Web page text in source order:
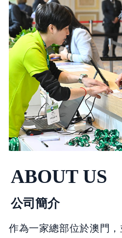
ABOUT US
公司簡介
作為一家總部位於澳門